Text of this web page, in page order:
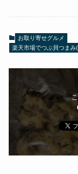
お取り寄せグルメ
楽天市場でつぶ貝つまみ